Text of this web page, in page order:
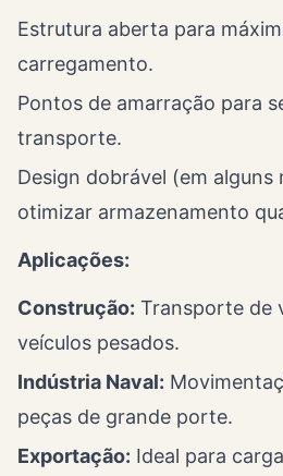
Estrutura aberta para
carregamento.
Pontos de amarração para
transporte.
Design dobrável (em alguns
otimizar armazenamento
Aplicações:
Construção: Transporte de
veículos pesados.
Indústria Naval:
peças de grande porte.
Exportação: Ideal para